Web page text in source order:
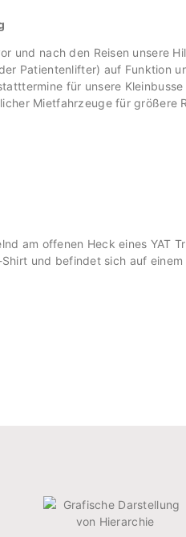
und nach den Reisen unsere
Patientenlifter) auf Funktion
für unsere
Mietfahrzeuge für größere